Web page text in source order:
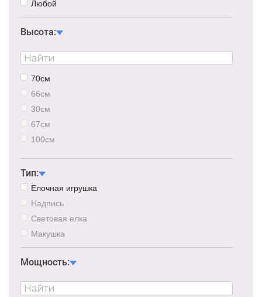
Любой
Высота:
70см
66см
30см
67см
100см
Тип:
Елочная игрушка
Надпись
Световая елка
Макушка
Мощность: